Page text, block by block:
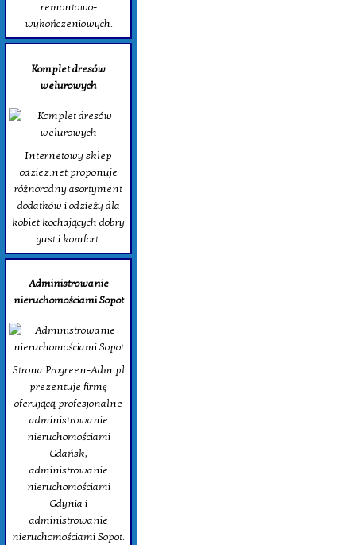
remontowo-
wykończeniowych.
Komplet dresów
welurowych
Internetowy sklep
odziez.net proponuje
różnorodny asortyment
dodatków i odzieży dla
kobiet kochających dobry
gust i komfort.
Administrowanie
nieruchomościami Sopot
Strona Progreen-Adm.pl
prezentuje firmę
oferującą profesjonalne
administrowanie
nieruchomościami
Gdańsk,
administrowanie
nieruchomościami
Gdynia i
administrowanie
nieruchomościami Sopot.